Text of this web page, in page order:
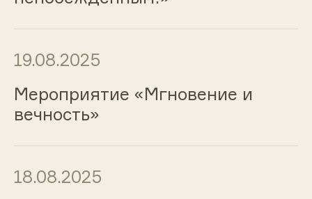
19.08.2025
Мероприятие «Мгновение и
вечность»
18.08.2025